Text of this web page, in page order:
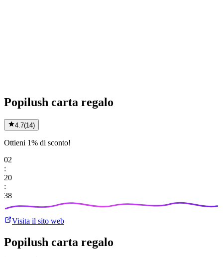
Popilush carta regalo
4.7(14)
Ottieni 1% di sconto!
02
:
20
:
38
Visita il sito web
Popilush carta regalo